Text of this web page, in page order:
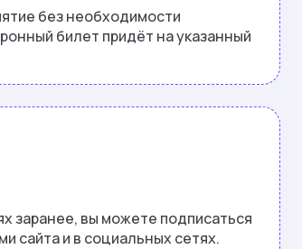
без необходимости
билет придёт на указанный
заранее, вы можете подписаться
сайта и в социальных сетях.